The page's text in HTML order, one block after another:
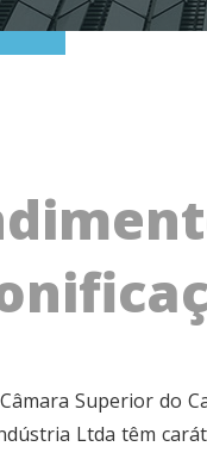
Superior do
Ltda têm